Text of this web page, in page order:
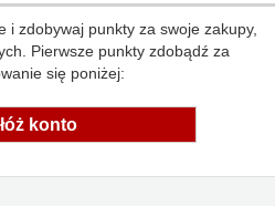
i zdobywaj punkty za swoje zakupy,
Pierwsze punkty zdobądź za
się poniżej:
konto